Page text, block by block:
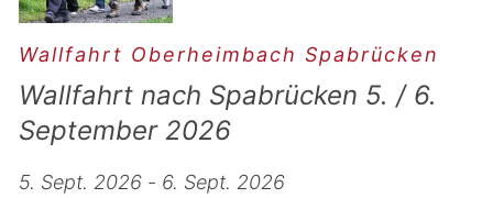
Wallfahrt Oberheimbach Spabrücken
Wallfahrt nach Spabrücken 5. / 6.
September 2026
5. Sept. 2026 - 6. Sept. 2026